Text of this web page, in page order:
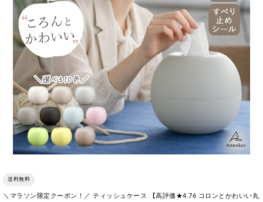
送料無料
＼マラソン限定クーポン！／ ティッシュケース 【高評価★4.76 コロンとかわいい丸